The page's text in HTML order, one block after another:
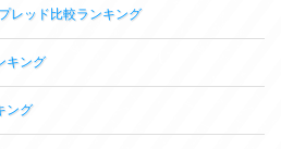
レッド比較ランキング
キング
ング